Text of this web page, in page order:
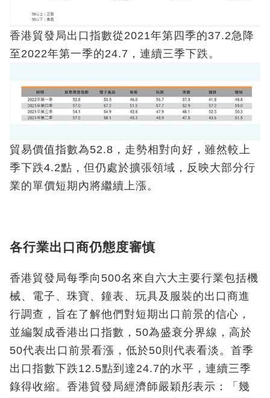
香港貿發局出口指數從2021年第四季的37.2急降
至2022年第一季的24.7，連續三季下跌。
貿易價值指數為52.8，走勢相對向好，雖然較上
季下跌4.2點，但仍處於擴張領域，反映大部分行
業的單價短期內將繼續上漲。
各行業出口商仍態度審慎
香港貿發局每季向500名來自六大主要行業包括機
械、電子、珠寶、鐘表、玩具及服裝的出口商進
行調查，旨在了解他們對短期出口前景的信心，
並編製成香港出口指數，50為盛衰分界線，高於
50代表出口前景看漲，低於50則代表看淡。首季
出口指數下跌12.5點到達24.7的水平，連續三季
錄得收縮。香港貿發局經濟師嚴穎彤表示：「幾